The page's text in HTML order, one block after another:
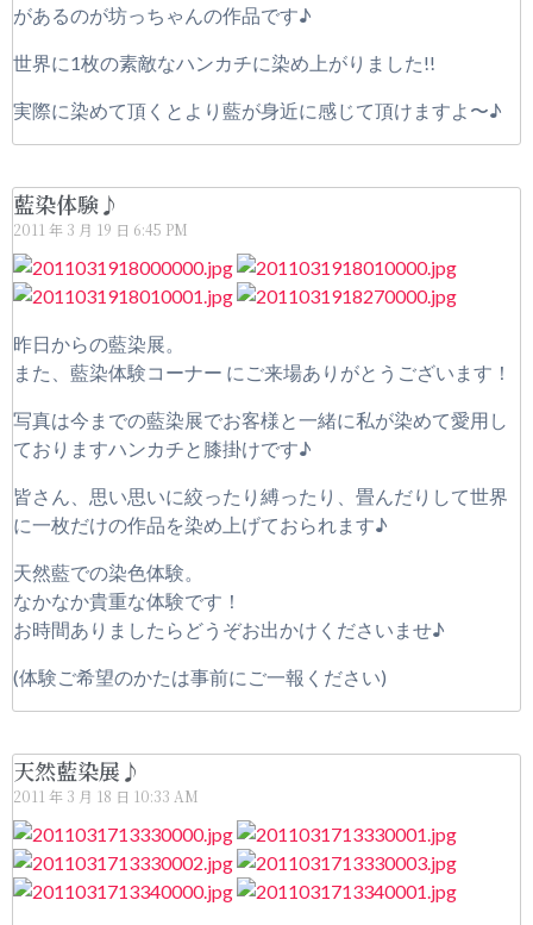
があるのが坊っちゃんの作品です♪
世界に1枚の素敵なハンカチに染め上がりました!!
実際に染めて頂くとより藍が身近に感じて頂けますよ〜♪
藍染体験♪
2011 年 3 月 19 日 6:45 PM
昨日からの藍染展。
また、藍染体験コーナー にご来場ありがとうございます！
写真は今までの藍染展でお客様と一緒に私が染めて愛用し
ておりますハンカチと膝掛けです♪
皆さん、思い思いに絞ったり縛ったり、畳んだりして世界
に一枚だけの作品を染め上げておられます♪
天然藍での染色体験。
なかなか貴重な体験です！
お時間ありましたらどうぞお出かけくださいませ♪
(体験ご希望のかたは事前にご一報ください)
天然藍染展♪
2011 年 3 月 18 日 10:33 AM